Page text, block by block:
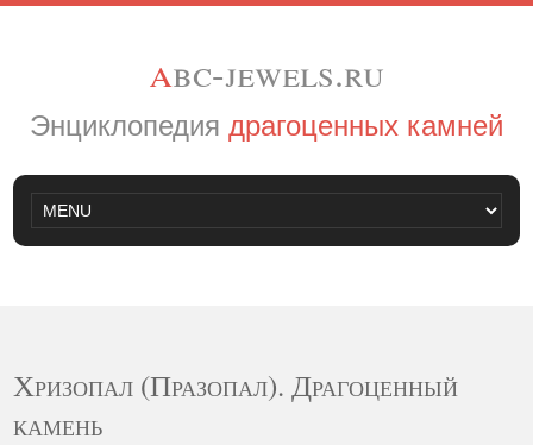
abc-jewels.ru
Энциклопедия драгоценных камней
Хризопал (Празопал). Драгоценный
камень